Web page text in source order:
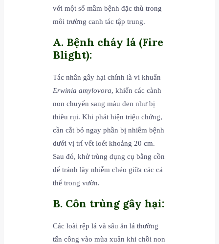
với một số mầm bệnh đặc thù trong
môi trường canh tác tập trung.
A. Bệnh cháy lá (Fire
Blight):
Tác nhân gây hại chính là vi khuẩn
Erwinia amylovora, khiến các cành
non chuyển sang màu đen như bị
thiêu rụi. Khi phát hiện triệu chứng,
cần cắt bỏ ngay phần bị nhiễm bệnh
dưới vị trí vết loét khoảng 20 cm.
Sau đó, khử trùng dụng cụ bằng cồn
để tránh lây nhiễm chéo giữa các cá
thể trong vườn.
B. Côn trùng gây hại:
Các loài rệp lá và sâu ăn lá thường
tấn công vào mùa xuân khi chồi non